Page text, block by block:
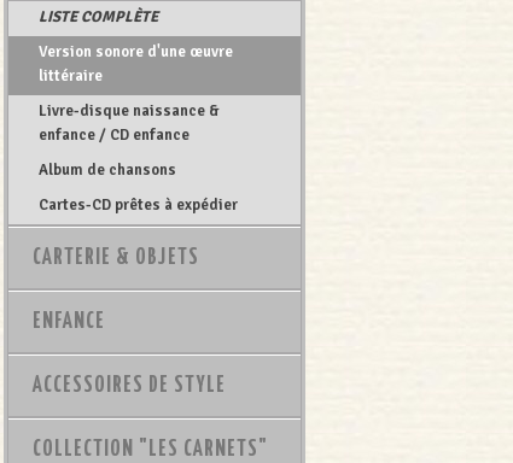
LISTE COMPLÈTE
Version sonore d'une œuvre
littéraire
Livre-disque naissance &
enfance / CD enfance
Album de chansons
Cartes-CD prêtes à expédier
CARTERIE & OBJETS
ENFANCE
ACCESSOIRES DE STYLE
COLLECTION "LES CARNETS"